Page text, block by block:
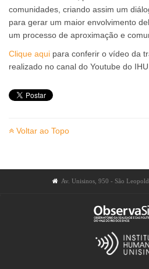
comunidades, criando assim um
para gerar um maior envolvimento
um processo de aproximação e
Clique aqui para conferir o vídeo da
realizado no canal do Youtube do
Voltar ao Topo
Av. Unisinos, 950 - São